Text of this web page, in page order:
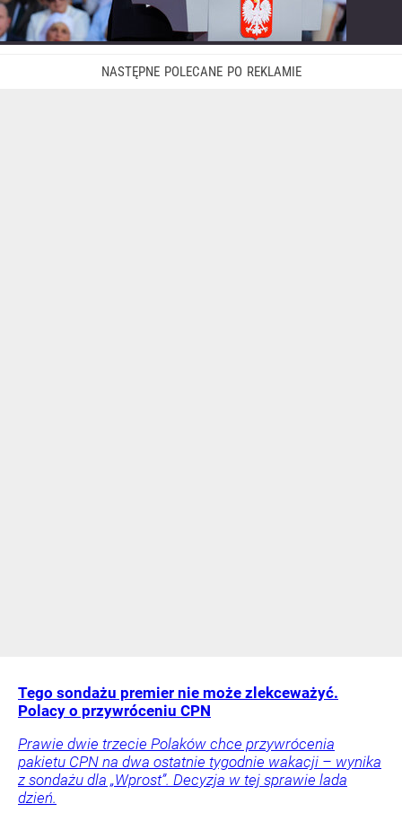
Tego sondażu premier nie może zlekceważyć.
Polacy o przywróceniu CPN
Prawie dwie trzecie Polaków chce przywrócenia
pakietu CPN na dwa ostatnie tygodnie wakacji – wynika
z sondażu dla „Wprost”. Decyzja w tej sprawie lada
dzień.